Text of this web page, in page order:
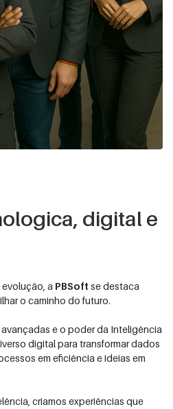
digital e
a PBSoft se destaca
o caminho do futuro.
e o poder da Inteligência
digital para transformar dados
em eficiência e ideias em
criamos experiências que